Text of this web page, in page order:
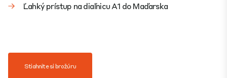
Ľahký prístup na diaľnicu A1 do Maďarska
Stiahnite si brožúru